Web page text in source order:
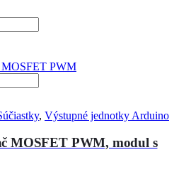
, Výstupné jednotky Arduino
MOSFET PWM, modul s